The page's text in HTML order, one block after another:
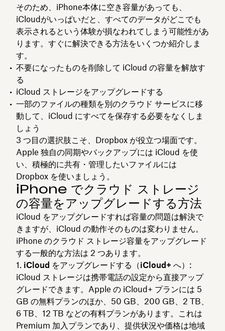
そのため、iPhone本体に空き容量があっても、
iCloudがいっぱいだと、すべてのデータがどこでも
表示されるという体験が損なわれてしまう可能性があ
ります。すぐに解決できる方法をいくつか紹介しま
す。
不要になったものを削除して iCloud の容量を解放す
る
iCloud ストレージをアップグレードする
一部のファイルの種類を別のクラウド サービスに移
動して、iCloud にすべてを保存する必要をなくしま
しょう
3 つ目の選択肢こそ、Dropbox が役立つ場面です。
Apple 独自の同期やバックアップには iCloud を使
い、積極的に共有・管理したいファイルには
Dropbox を使いましょう。
iPhone でクラウド ストレージ
の容量をアップグレードする方法
iCloud をアップグレードすれば容量の問題は解決で
きますが、iCloud の動作そのものは変わりません。
iPhone のクラウド ストレージ容量をアップグレード
する一般的な方法は 2 つあります。
iCloud をアップグレードする（iCloud+ へ） :
iCloud ストレージは携帯電話の設定から直接アップ
グレードできます。Apple の iCloud+ プランには 5
GB の無料プランのほか、50 GB、200 GB、2 TB、
6 TB、12 TB などの有料プランがあります。これは
Premium 加入プランであり、提供状況や価格は地域